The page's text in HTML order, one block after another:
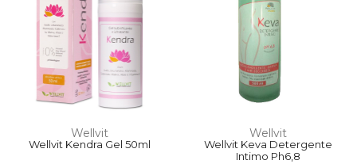
Wellvit
Wellvit Kendra Gel 50ml
Wellvit
Wellvit Keva Detergente
Intimo Ph6,8